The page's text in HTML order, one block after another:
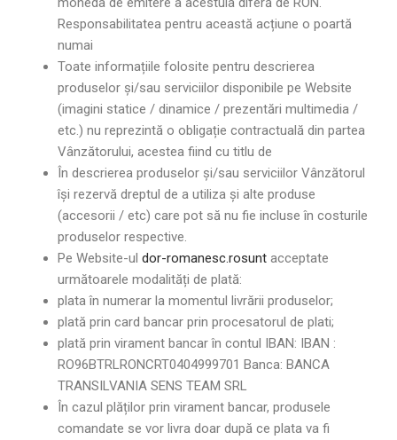
Responsabilitatea pentru această acțiune o poartă
numai
Toate informațiile folosite pentru descrierea
produselor și/sau serviciilor disponibile pe Website
(imagini statice / dinamice / prezentări multimedia /
etc.) nu reprezintă o obligație contractuală din partea
Vânzătorului, acestea fiind cu titlu de
În descrierea produselor și/sau serviciilor Vânzătorul
își rezervă dreptul de a utiliza și alte produse
(accesorii / etc) care pot să nu fie incluse în costurile
produselor respective.
Pe Website-ul dor-romanesc.rosunt acceptate
următoarele modalități de plată:
plata în numerar la momentul livrării produselor;
plată prin card bancar prin procesatorul de plati;
plată prin virament bancar în contul IBAN: IBAN :
RO96BTRLRONCRT0404999701 Banca: BANCA
TRANSILVANIA SENS TEAM SRL
În cazul plăților prin virament bancar, produsele
comandate se vor livra doar după ce plata va fi